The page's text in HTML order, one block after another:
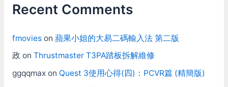
Recent Comments
fmovieson 蘋果小姐的大易二碼輸入法 第二版
政 on Thrustmaster T3PA踏板拆解維修
ggqqmaxon Quest 3使用心得(四)：PCVR篇 (精簡版)